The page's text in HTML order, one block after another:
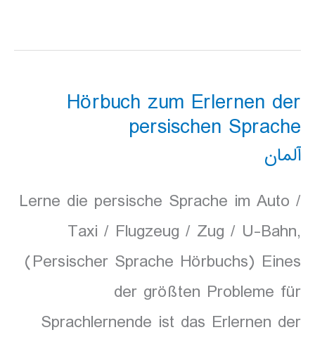
Hörbuch zum Erlernen der
persischen Sprache
آلمان
Lerne die persische Sprache im Auto /
Taxi / Flugzeug / Zug / U-Bahn,
(Persischer Sprache Hörbuchs) Eines
der größten Probleme für
Sprachlernende ist das Erlernen der